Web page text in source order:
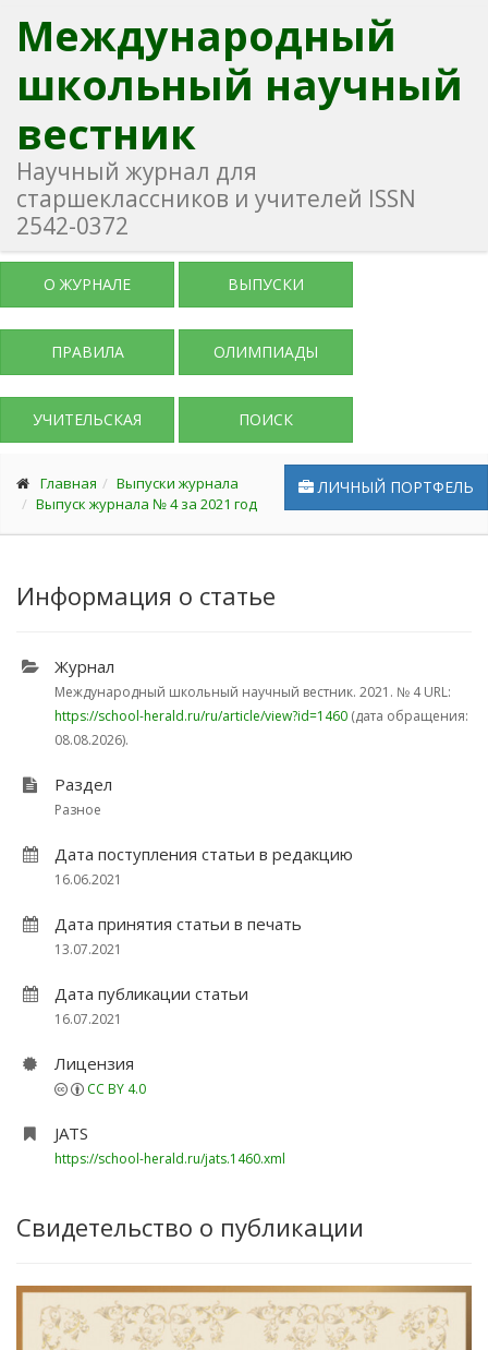
Международный
школьный научный
вестник
Научный журнал для
старшеклассников и учителей ISSN
2542-0372
О ЖУРНАЛЕ ВЫПУСКИ
ПРАВИЛА ОЛИМПИАДЫ
УЧИТЕЛЬСКАЯ ПОИСК
ЛИЧНЫЙ ПОРТФЕЛЬ
Главная
Выпуски журнала
Выпуск журнала № 4 за 2021 год
Информация о статье
Журнал
Международный школьный научный вестник. 2021. № 4URL:
https://school-herald.ru/ru/article/view?id=1460 (дата обращения:
08.08.2026).
Раздел
Разное
Дата поступления статьи в редакцию
16.06.2021
Дата принятия статьи в печать
13.07.2021
Дата публикации статьи
16.07.2021
Лицензия
CC BY 4.0
JATS
https://school-herald.ru/jats.1460.xml
Свидетельство о публикации